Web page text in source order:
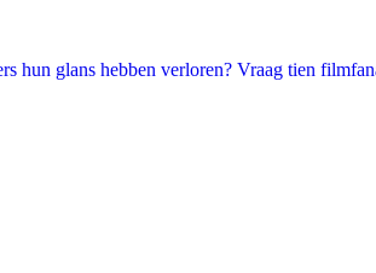
glans hebben verloren? Vraag tien